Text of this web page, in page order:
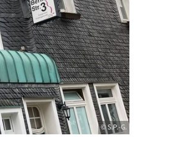
© S.P.-G.